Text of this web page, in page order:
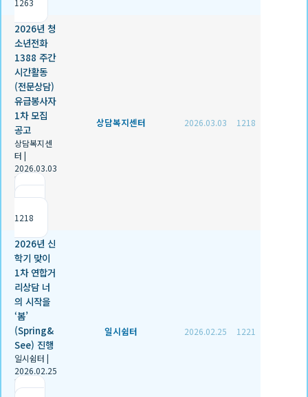
1263
2026년 청
소년전화
1388 주간
시간활동
(전문상담)
유급봉사자
1차 모집
공고
상담복지센
터 |
2026.03.03
|
1218
상담복지센터 2026.03.03 1218
2026년 신
학기 맞이
1차 연합거
리상담 너
의 시작을
‘봄’
(Spring&
See) 진행
일시쉼터 |
2026.02.25
|
일시쉼터 2026.02.25 1221